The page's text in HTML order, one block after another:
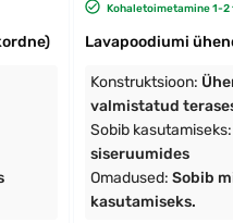
Kohaletoimetamine 1-
Lavapoodiumi
Konstruktsioon:
valmistatud
Sobib
siseruumides
Omadused: Sobib
kasutamiseks.